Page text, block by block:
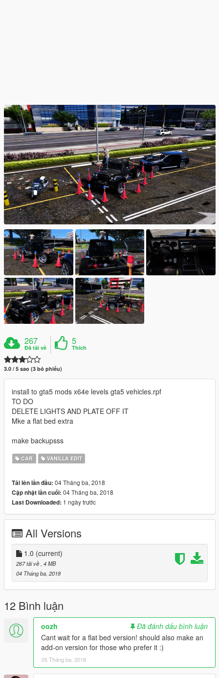
267
Đã tải về
5
Thích
3.0 / 5 sao (3 bỏ phiếu)
install to gta5 mods x64e levels gta5 vehicles.rpf
TO DO
DELETE LIGHTS AND PLATE OFF IT
Mke a flat bed extra
make backupsss
CAR VANILLA EDIT
Tải lên lần đầu: 04 Tháng ba, 2018
Cập nhật lần cuối: 04 Tháng ba, 2018
Last Downloaded: 1 ngày trước
All Versions
1.0 (current)
267 tải về , 4 MB
04 Tháng ba, 2018
12 Bình luận
oozh
Đã đánh dấu bình luận
Cant wait for a flat bed version! should also make an
add-on version for those who prefer it :)
05 Tháng ba, 2018